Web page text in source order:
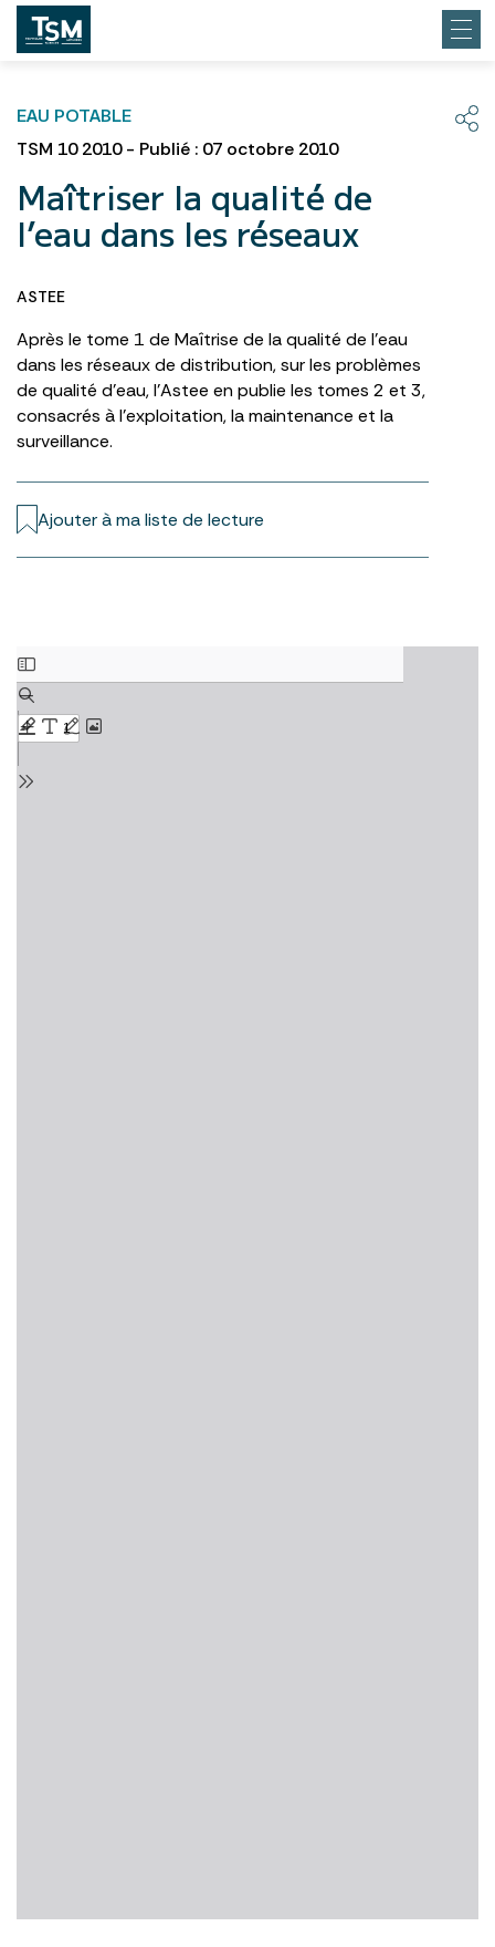
EAU POTABLE
TSM 10 2010 - Publié : 07 octobre 2010
Maîtriser la qualité de
l’eau dans les réseaux
ASTEE
Après le tome 1 de Maîtrise de la qualité de l’eau
dans les réseaux de distribution, sur les problèmes
de qualité d’eau, l’Astee en publie les tomes 2 et 3,
consacrés à l’exploitation, la maintenance et la
surveillance.
Ajouter à ma liste de lecture